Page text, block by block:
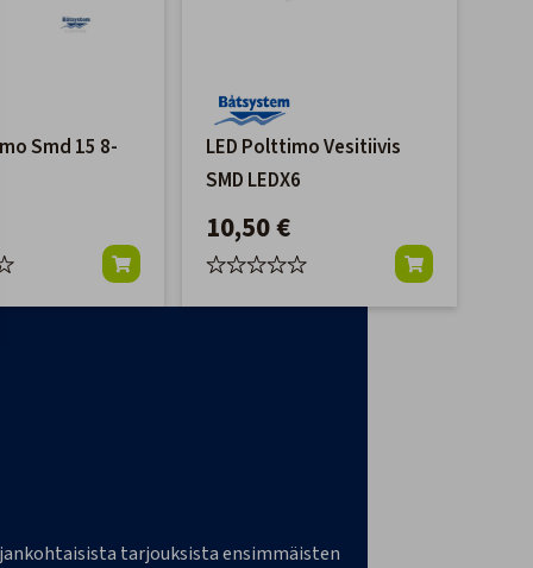
Smd 15 8-
LED Polttimo Vesitiivis
SMD LEDX6
10,50 €
tarjouksista ensimmäisten